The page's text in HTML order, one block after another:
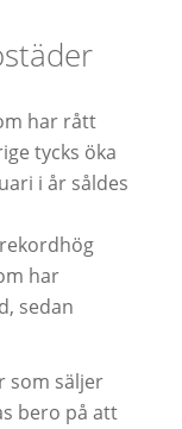
har rått
tycks öka
i år såldes
har
sedan
som säljer
bero på att